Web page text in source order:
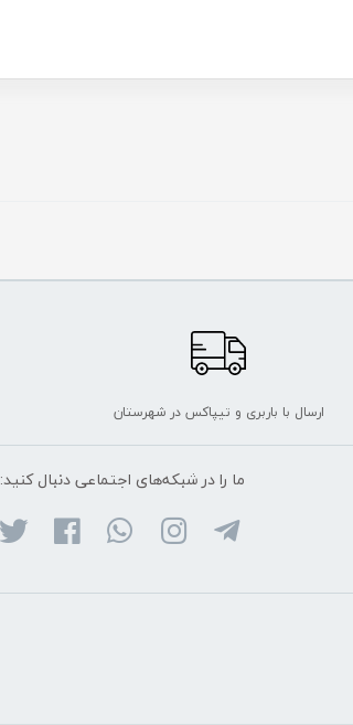
ارسال با باربری و تیپاکس در شهرستان
ما را در شبکه‌های اجتماعی دنبال کنید: